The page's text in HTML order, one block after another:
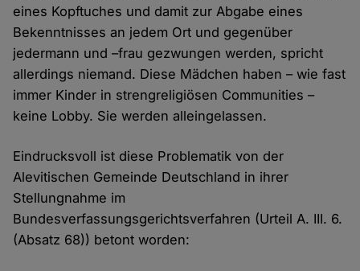
eines Kopftuches und damit zur Abgabe eines
Bekenntnisses an jedem Ort und gegenüber
jedermann und –frau gezwungen werden, spricht
allerdings niemand. Diese Mädchen haben – wie fast
immer Kinder in strengreligiösen Communities –
keine Lobby. Sie werden alleingelassen.
Eindrucksvoll ist diese Problematik von der
Alevitischen Gemeinde Deutschland in ihrer
Stellungnahme im
Bundesverfassungsgerichtsverfahren (Urteil A. III. 6.
(Absatz 68)) betont worden: